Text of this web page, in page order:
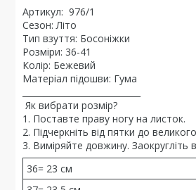
Артикул: 976/1
Сезон: Літо
Тип взуття: Босоніжки
Розміри: 36-41
Колір: Бежевий
Матеріал підошви: Гума
Як вибрати розмір?
1. Поставте праву ногу на листок.
2. Підчеркніть від пятки до
3. Виміряйте довжину. Заокругліть
36= 23 см